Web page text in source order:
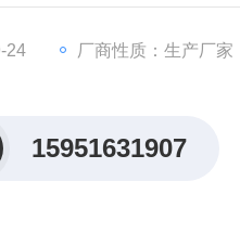
24 厂商性质：生产厂家
15951631907